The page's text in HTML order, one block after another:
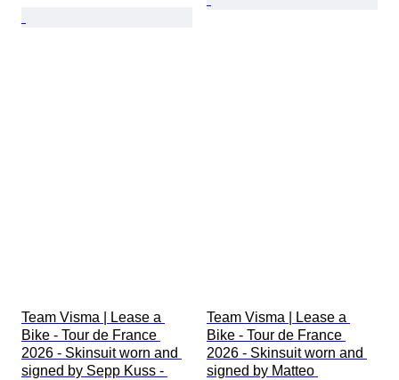
Team Visma | Lease a
Bike - Tour de France
2026 - Skinsuit worn and
signed by Sepp Kuss -
Team Visma | Lease a
Bike - Tour de France
2026 - Skinsuit worn and
signed by Matteo